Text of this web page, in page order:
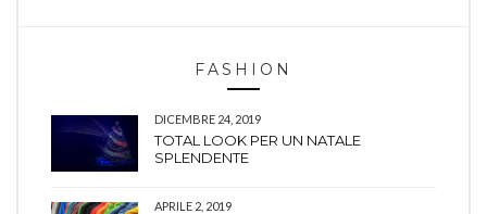
FASHION
DICEMBRE 24, 2019
TOTAL LOOK PER UN NATALE
SPLENDENTE
APRILE 2, 2019